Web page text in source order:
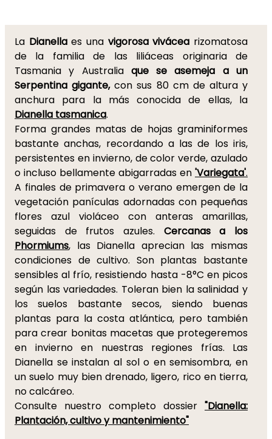
La Dianellaes una vigorosa vivácea rizomatosa
de la familia de las liliáceas originaria de
Tasmania y Australia que se asemeja a un
Serpentina gigante,con sus 80 cm de altura y
anchura para la más conocida de ellas, la
Dianella tasmanica.
Forma grandes matas de hojas graminiformes
bastante anchas, recordando a las de los iris,
persistentes en invierno, de color verde, azulado
o incluso bellamente abigarradas en 'Variegata'.
A finales de primavera o verano emergen de la
vegetación panículas adornadas con pequeñas
flores azul violáceo con anteras amarillas,
seguidas de frutos azules. Cercanas a los
Phormiums, las Dianella aprecian las mismas
condiciones de cultivo. Son plantas bastante
sensibles al frío, resistiendo hasta -8°C en picos
según las variedades. Toleran bien la salinidad y
los suelos bastante secos, siendo buenas
plantas para la costa atlántica, pero también
para crear bonitas macetas que protegeremos
en invierno en nuestras regiones frías. Las
Dianella se instalan al sol o en semisombra, en
un suelo muy bien drenado, ligero, rico en tierra,
no calcáreo.
Consulte nuestro completo dossier "Dianella:
Plantación, cultivo y mantenimiento"